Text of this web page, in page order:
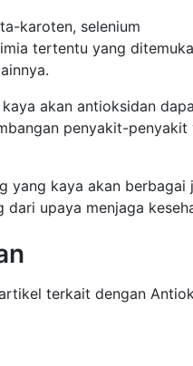
karoten, selenium
tertentu yang
akan antioksidan
penyakit-
yang kaya akan
upaya menjaga
terkait dengan